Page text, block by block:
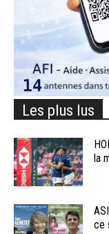
Les plus lus
la
ce